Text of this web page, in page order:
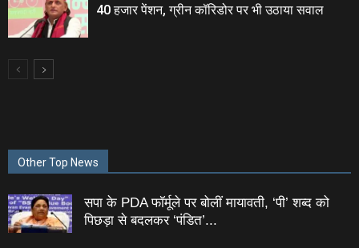
40 हजार पेंशन, ग्रीन कॉरिडोर पर भी उठाया सवाल
Other Top News
सपा के PDA फॉर्मूले पर बोलीं मायावती, ‘पी’ शब्द को
पिछड़ा से बदलकर ‘पंडित’...